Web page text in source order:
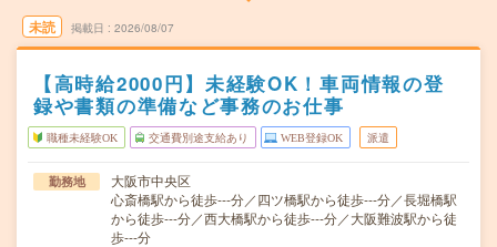
未読 掲載日 2026/08/07
【高時給2000円】未経験OK！車両情報の登
録や書類の準備など事務のお仕事
職種未経験OK 交通費別途支給あり WEB登録OK 派遣
勤務地
大阪市中央区
心斎橋駅から徒歩---分／四ツ橋駅から徒歩---分／長堀橋駅
から徒歩---分／西大橋駅から徒歩---分／大阪難波駅から徒
歩---分